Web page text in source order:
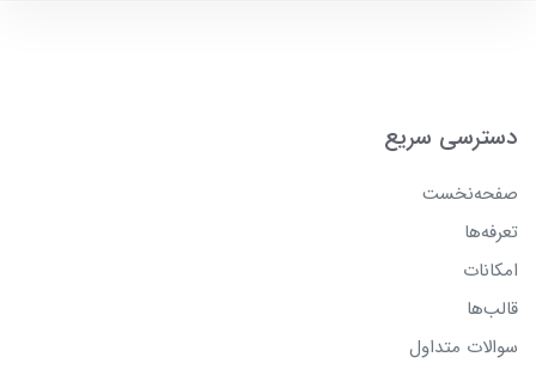
دسترسی سریع
صفحه‌نخست
تعرفه‌ها
امکانات
قالب‌ها
سوالات متداول